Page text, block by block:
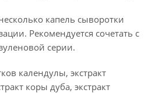
капель сыворотки
Рекомендуется сочетать с
серии.
календулы, экстракт
коры дуба, экстракт